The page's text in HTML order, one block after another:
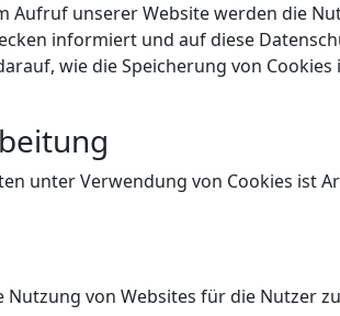
Aufruf unserer Website werden die
informiert und auf diese
wie die Speicherung von Cookies
unter Verwendung von Cookies ist
von Websites für die Nutzer